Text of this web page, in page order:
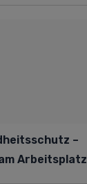
–
Arbeitsplatz